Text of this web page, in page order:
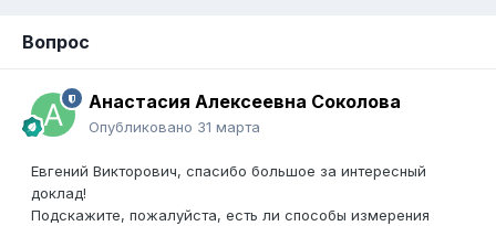
Вопрос
Анастасия Алексеевна Соколова
Опубликовано 31 марта
Евгений Викторович, спасибо большое за интересный
доклад!
Подскажите, пожалуйста, есть ли способы измерения